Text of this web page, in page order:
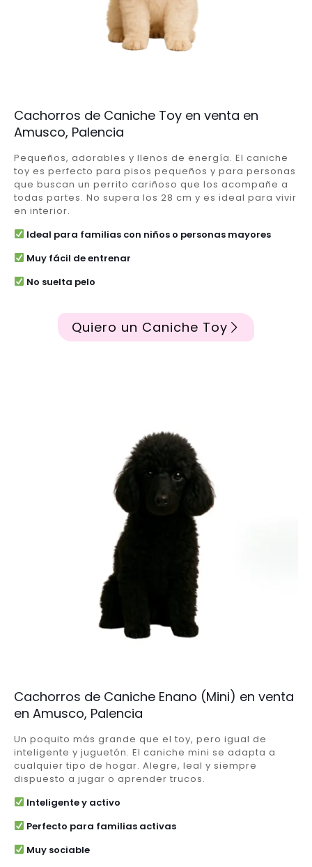
Cachorros de Caniche Toy en venta en
Amusco, Palencia
Pequeños, adorables y llenos de energía. El caniche
toy es perfecto para pisos pequeños y para personas
que buscan un perrito cariñoso que los acompañe a
todas partes. No supera los 28 cm y es ideal para vivir
en interior.
Ideal para familias con niños o personas mayores
Muy fácil de entrenar
No suelta pelo
Quiero un Caniche Toy
Cachorros de Caniche Enano (Mini) en venta
en Amusco, Palencia
Un poquito más grande que el toy, pero igual de
inteligente y juguetón. El caniche mini se adapta a
cualquier tipo de hogar. Alegre, leal y siempre
dispuesto a jugar o aprender trucos.
Inteligente y activo
Perfecto para familias activas
Muy sociable